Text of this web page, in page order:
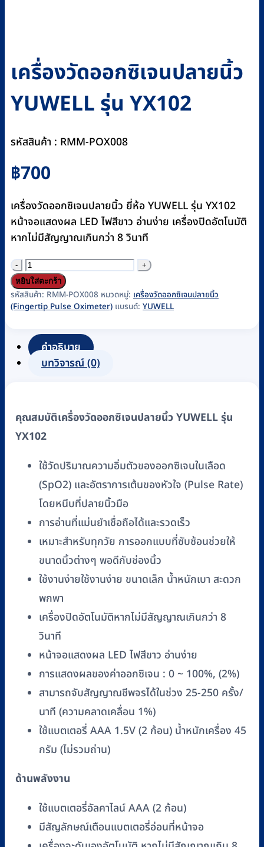
เครื่องวัดออกซิเจนปลายนิ้ว
YUWELL รุ่น YX102
รหัสสินค้า : RMM-POX008
฿700
เครื่องวัดออกซิเจนปลายนิ้ว ยี่ห้อ YUWELL รุ่น YX102
หน้าจอแสดงผล LED ไฟสีขาว อ่านง่าย เครื่องปิดอัตโนมัติ
หากไม่มีสัญญาณเกินกว่า 8 วินาที
จำนวน
เครื่อง
วัด
ออกซิเจน
นิ้ว
YUWELL
หยิบใส่ตะกร้า
รหัสสินค้า: RMM-POX008 หมวดหมู่: เครื่องวัดออกซิเจนปลายนิ้ว
(Fingertip Pulse Oximeter) แบรนด์: YUWELL
คำอธิบาย
บทวิจารณ์ (0)
คุณสมบัติเครื่องวัดออกซิเจนปลายนิ้ว YUWELL รุ่น
YX102
ใช้วัดปริมาณความอิ่มตัวของออกซิเจนในเลือด
(SpO2) และอัตราการเต้นของหัวใจ (Pulse Rate)
โดยหนีบที่ปลายนิ้วมือ
การอ่านที่แม่นยำเชื่อถือได้และรวดเร็ว
เหมาะสำหรับทุกวัย การออกแบบที่ซับซ้อนช่วยให้
ขนาดนิ้วต่างๆ พอดีกับช่องนิ้ว
ใช้งานง่ายใช้งานง่าย ขนาดเล็ก น้ำหนักเบา สะดวก
พกพา
เครื่องปิดอัตโนมัติหากไม่มีสัญญาณเกินกว่า 8
วินาที
หน้าจอแสดงผล LED ไฟสีขาว อ่านง่าย
การแสดงผลของค่าออกซิเจน : 0 ~ 100%, (2%)
สามารถจับสัญญาณชีพจรได้ในช่วง 25-250 ครั้ง/
นาที (ความคลาดเคลื่อน 1%)
ใช้แบตเตอรี่ AAA 1.5V (2 ก้อน) น้ำหนักเครื่อง 45
กรัม (ไม่รวมถ่าน)
ด้านพลังงาน
ใช้แบตเตอรี่อัลคาไลน์ AAA (2 ก้อน)
มีสัญลักษณ์เตือนแบตเตอรี่อ่อนที่หน้าจอ